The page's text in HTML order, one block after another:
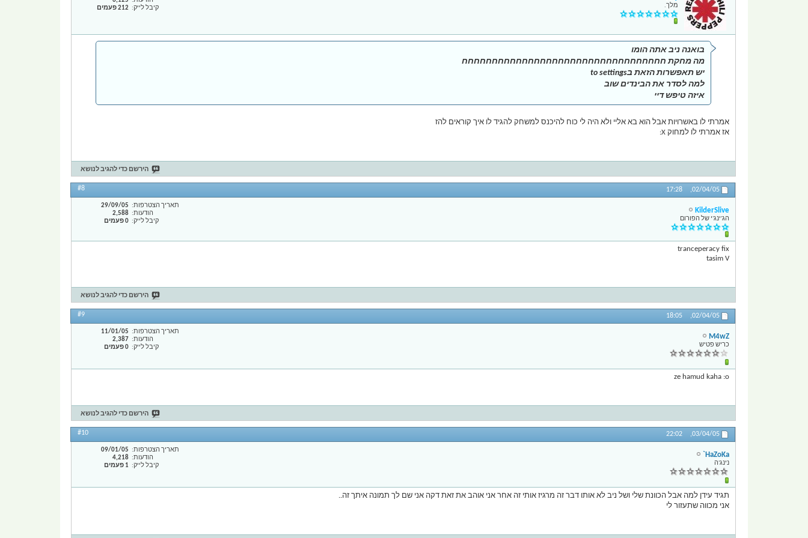
מלך.
קיבל לייק
212 פעמים
בואנה ניב אתה הומו
מה מחקת חחחחחחחחחחחחחחחחחחחחחחחחחחחחחחחחחח
יש תאפשרות הזאת בto settings
למה לסדר את הבינדים שוב
איזה טיפש דיי
אמרתי לו באשרויות אבל הוא בא אליי ולא היה לי כוח להיכנס למשחק להגיד לו איך קוראים להז
אז אמרתי לו למחוק X:
הירשם כדי להגיב לנושא
02/04/05,
17:28
#8
KilderSlive
הג'ינג'י של הפורום
תאריך הצטרפות
29/09/05
הודעות
2,588
קיבל לייק
0 פעמים
tranceperacy fix
tasim V
הירשם כדי להגיב לנושא
02/04/05,
18:05
#9
M4wZ
כריש פטיש
תאריך הצטרפות
11/01/05
הודעות
2,387
קיבל לייק
0 פעמים
ze hamud kaha :o
הירשם כדי להגיב לנושא
03/04/05,
22:02
#10
HaZoKa`
נינג'ה
תאריך הצטרפות
09/01/05
הודעות
4,218
קיבל לייק
1 פעמים
תגיד עידן למה אבל הכוונת שלי ושל ניב לא אותו דבר זה מרגיז אותי זה אחר אני אוהב את זאת דקה אני שם לך תמונה איתך זה..
אני מכווה שתעזור לי